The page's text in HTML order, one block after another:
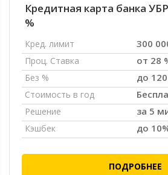
Кредитная карта банка
%
Кред. лимит 300
Проц. Ставка от 28
Без % до
Стоимость в год
Решение за 5
Кэшбек до
ПОДРОБНЕЕ